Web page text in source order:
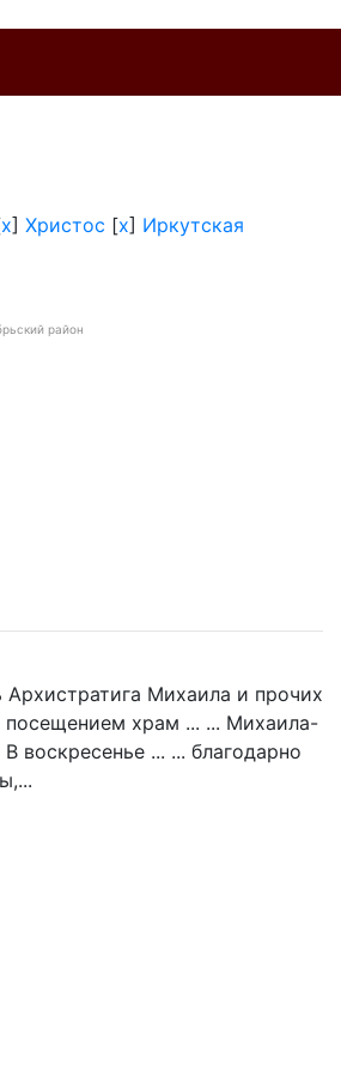
x] Христос [x] Иркутская
район
Михаила и прочих
посещением храм ... ... Михаила-
воскресенье ... ... благодарно